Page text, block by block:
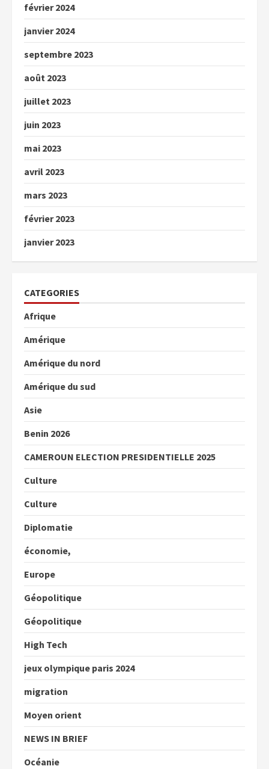
février 2024
janvier 2024
septembre 2023
août 2023
juillet 2023
juin 2023
mai 2023
avril 2023
mars 2023
février 2023
janvier 2023
CATEGORIES
Afrique
Amérique
Amérique du nord
Amérique du sud
Asie
Benin 2026
CAMEROUN ELECTION PRESIDENTIELLE 2025
Culture
Culture
Diplomatie
économie,
Europe
Géopolitique
Géopolitique
High Tech
jeux olympique paris 2024
migration
Moyen orient
NEWS IN BRIEF
Océanie